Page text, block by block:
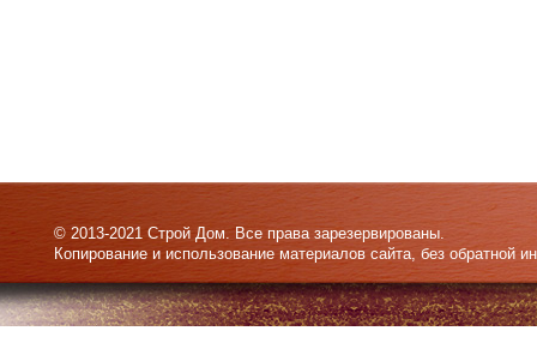
© 2013-2021 Строй Дом. Все права зарезервированы.
Копирование и использование материалов сайта, без обратной